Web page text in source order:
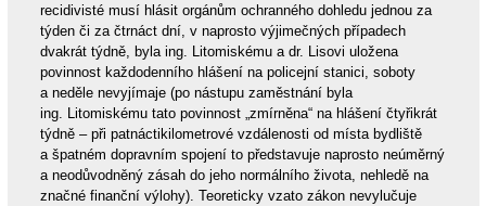
recidivisté musí hlásit orgánům ochranného dohledu jednou za
týden či za čtrnáct dní, v naprosto výjimečných případech
dvakrát týdně, byla ing. Litomiskému a dr. Lisovi uložena
povinnost každodenního hlášení na policejní stanici, soboty
a neděle nevyjímaje (po nástupu zaměstnání byla
ing. Litomiskému tato povinnost „zmírněna“ na hlášení čtyřikrát
týdně – při patnáctikilometrové vzdálenosti od místa bydliště
a špatném dopravním spojení to představuje naprosto neúměrný
a neodůvodněný zásah do jeho normálního života, nehledě na
značné finanční výlohy). Teoreticky vzato zákon nevylučuje